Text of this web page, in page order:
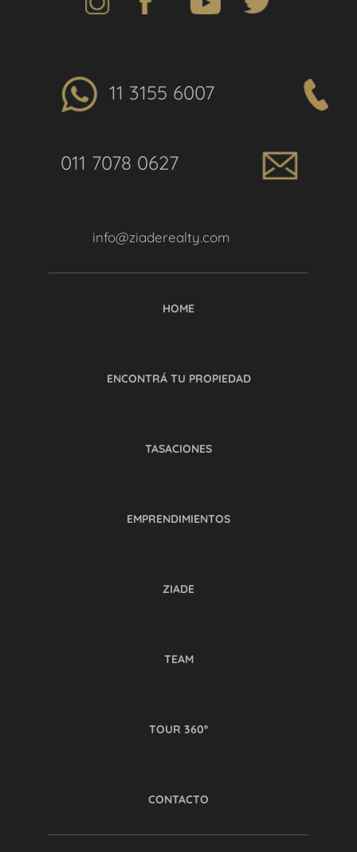
11 3155 6007
011 7078 0627
info@ziaderealty.com
HOME
ENCONTRÁ TU PROPIEDAD
TASACIONES
EMPRENDIMIENTOS
ZIADE
TEAM
TOUR 360º
CONTACTO